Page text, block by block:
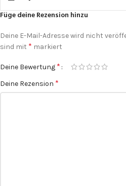
Füge deine Rezension hinzu
Deine E-Mail-Adresse wird nicht
sind mit * markiert
Deine Bewertung *
Deine Rezension *